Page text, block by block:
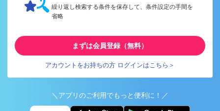
繰り返し検索する条件を保存して、条件設定の手間を
省略
まずは会員登録（無料）
アカウントをお持ちの方 ログインはこちら＞
＼アプリのご利用でもっと便利に！／